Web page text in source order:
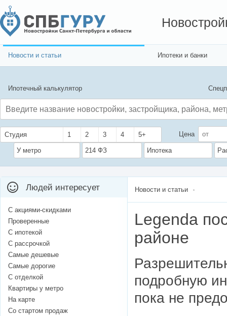
Новости и статьи Ипотеки и банки
Ипотечный калькулятор
Студия 1 2 3 4 5+ Цена
У метро 214 ФЗ Ипотека
Новости и статьи
Legenda
районе
подробную
пока не
Людей интересует
С акциями-скидками
Проверенные
С ипотекой
С рассрочкой
Самые дешевые
Самые дорогие
С отделкой
Квартиры у метро
На карте
Со стартом продаж